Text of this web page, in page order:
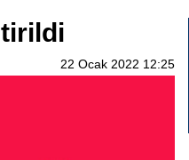
22 Ocak 2022 12:25